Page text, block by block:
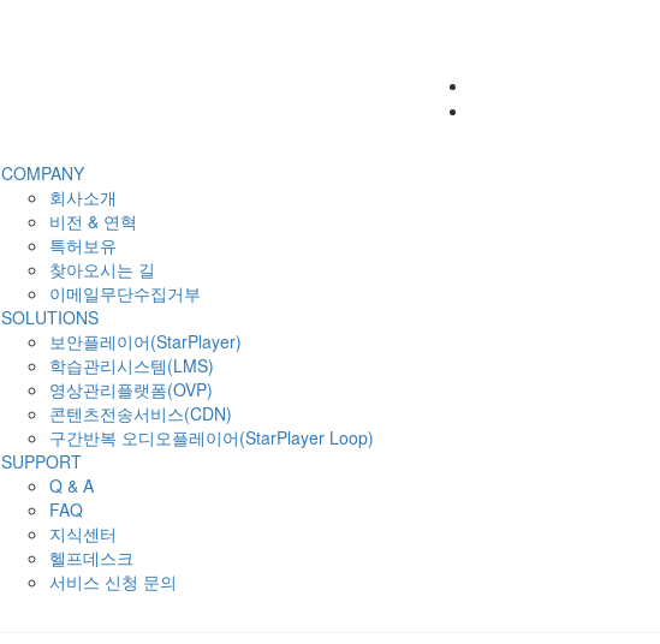
COMPANY
회사소개
비전 & 연혁
특허보유
찾아오시는 길
이메일무단수집거부
SOLUTIONS
보안플레이어(StarPlayer)
학습관리시스템(LMS)
영상관리플랫폼(OVP)
콘텐츠전송서비스(CDN)
구간반복 오디오플레이어(StarPlayer Loop)
SUPPORT
Q & A
FAQ
지식센터
헬프데스크
서비스 신청 문의